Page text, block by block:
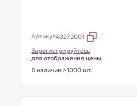
Артикул40272001
Зарегистрируйтесь
для отображения цены
В наличии >1000 шт.